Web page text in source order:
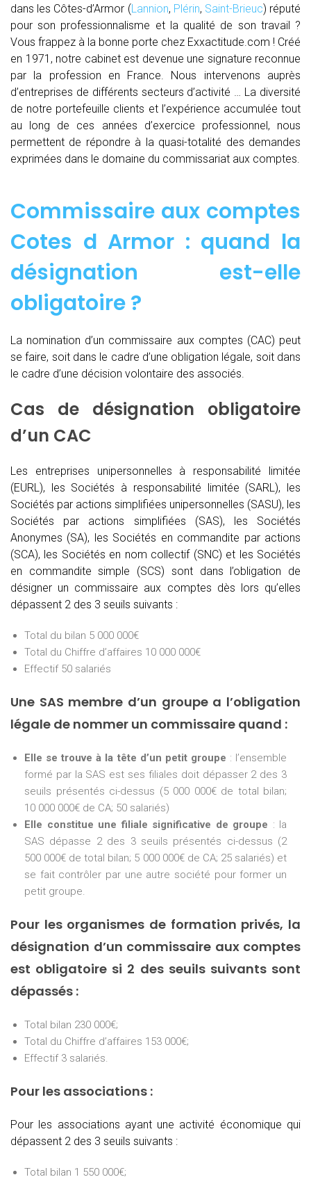
dans les Côtes-d’Armor (Lannion, Plérin, Saint-Brieuc) réputé
pour son professionnalisme et la qualité de son travail ?
Vous frappez à la bonne porte chez Exxactitude.com ! Créé
en 1971, notre cabinet est devenue une signature reconnue
par la profession en France. Nous intervenons auprès
d’entreprises de différents secteurs d’activité … La diversité
de notre portefeuille clients et l’expérience accumulée tout
au long de ces années d’exercice professionnel, nous
permettent de répondre à la quasi-totalité des demandes
exprimées dans le domaine du commissariat aux comptes.
Commissaire aux comptes
Cotes d Armor : quand la
désignation est-elle
obligatoire ?
La nomination d’un commissaire aux comptes (CAC) peut
se faire, soit dans le cadre d’une obligation légale, soit dans
le cadre d’une décision volontaire des associés.
Cas de désignation obligatoire
d’un CAC
Les entreprises unipersonnelles à responsabilité limitée
(EURL), les Sociétés à responsabilité limitée (SARL), les
Sociétés par actions simplifiées unipersonnelles (SASU), les
Sociétés par actions simplifiées (SAS), les Sociétés
Anonymes (SA), les Sociétés en commandite par actions
(SCA), les Sociétés en nom collectif (SNC) et les Sociétés
en commandite simple (SCS) sont dans l’obligation de
désigner un commissaire aux comptes dès lors qu’elles
dépassent 2 des 3 seuils suivants :
Total du bilan 5 000 000€
Total du Chiffre d’affaires 10 000 000€
Effectif 50 salariés
Une SAS membre d’un groupe a l’obligation
légale de nommer un commissaire quand :
Elle se trouve à la tête d’un petit groupe : l’ensemble
formé par la SAS est ses filiales doit dépasser 2 des 3
seuils présentés ci-dessus (5 000 000€ de total bilan;
10 000 000€ de CA; 50 salariés)
Elle constitue une filiale significative de groupe : la
SAS dépasse 2 des 3 seuils présentés ci-dessus (2
500 000€ de total bilan; 5 000 000€ de CA; 25 salariés) et
se fait contrôler par une autre société pour former un
petit groupe.
Pour les organismes de formation privés, la
désignation d’un commissaire aux comptes
est obligatoire si 2 des seuils suivants sont
dépassés :
Total bilan 230 000€;
Total du Chiffre d’affaires 153 000€;
Effectif 3 salariés.
Pour les associations :
Pour les associations ayant une activité économique qui
dépassent 2 des 3 seuils suivants :
Total bilan 1 550 000€;